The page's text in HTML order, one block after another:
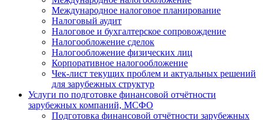
Международное налоговое планирование
Налоговый аудит
Налоговое и бухгалтерское сопровождение
Налогообложение сделок
Налогообложение физических лиц
Корпоративное налогообложение
Чек-лист текущих проблем и актуальных решений
для зарубежных структур
Услуги по подготовке финансовой отчётности
зарубежных компаний, МСФО
Подготовка финансовой отчётности зарубежных